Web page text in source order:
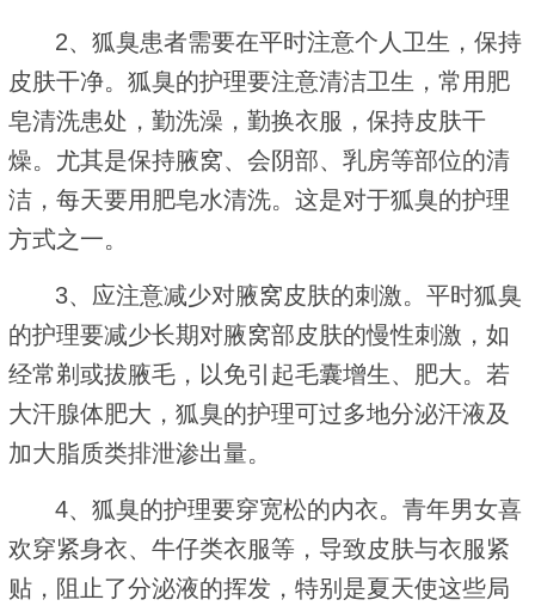
2、狐臭患者需要在平时注意个人卫生，保持
皮肤干净。狐臭的护理要注意清洁卫生，常用肥
皂清洗患处，勤洗澡，勤换衣服，保持皮肤干
燥。尤其是保持腋窝、会阴部、乳房等部位的清
洁，每天要用肥皂水清洗。这是对于狐臭的护理
方式之一。
3、应注意减少对腋窝皮肤的刺激。平时狐臭
的护理要减少长期对腋窝部皮肤的慢性刺激，如
经常剃或拔腋毛，以免引起毛囊增生、肥大。若
大汗腺体肥大，狐臭的护理可过多地分泌汗液及
加大脂质类排泄渗出量。
4、狐臭的护理要穿宽松的内衣。青年男女喜
欢穿紧身衣、牛仔类衣服等，导致皮肤与衣服紧
贴，阻止了分泌液的挥发，特别是夏天使这些局